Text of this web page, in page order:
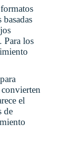
Para los
el
de